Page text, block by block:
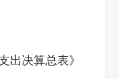
出决算总表》